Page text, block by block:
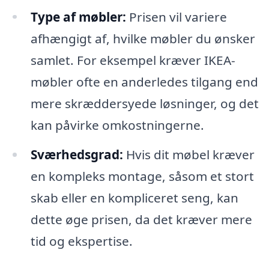
Type af møbler: Prisen vil variere
afhængigt af, hvilke møbler du ønsker
samlet. For eksempel kræver IKEA-
møbler ofte en anderledes tilgang end
mere skræddersyede løsninger, og det
kan påvirke omkostningerne.
Sværhedsgrad: Hvis dit møbel kræver
en kompleks montage, såsom et stort
skab eller en kompliceret seng, kan
dette øge prisen, da det kræver mere
tid og ekspertise.